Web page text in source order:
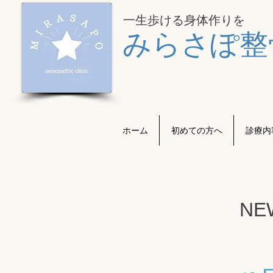
みらさぽ
一生歩ける身体作り ​を
ホーム 初めての方へ 診療内